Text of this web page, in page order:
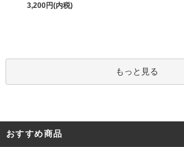
3,200円(内税)
もっと見る
おすすめ商品